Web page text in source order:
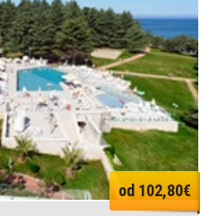
od 102,80€